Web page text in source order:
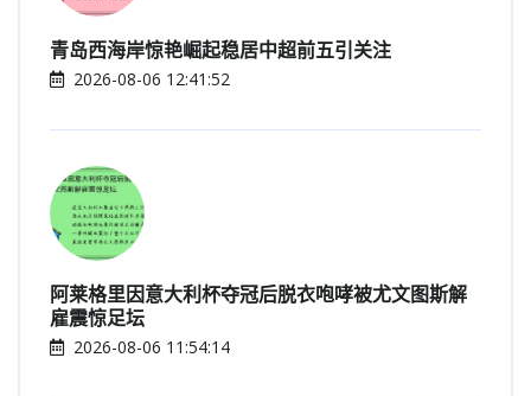
青岛西海岸惊艳崛起稳居中超前五引关注
2026-08-06 12:41:52
阿莱格里因意大利杯夺冠后脱衣咆哮被尤文图斯解
雇震惊足坛
2026-08-06 11:54:14